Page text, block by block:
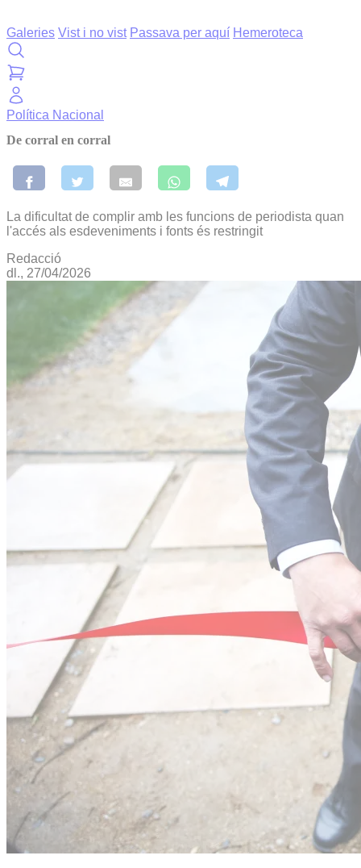
Galeries Vist i no vist Passava per aquí Hemeroteca
Política Nacional
De corral en corral
La dificultat de complir amb les funcions de periodista quan
l'accés als esdeveniments i fonts és restringit
Redacció
dl., 27/04/2026